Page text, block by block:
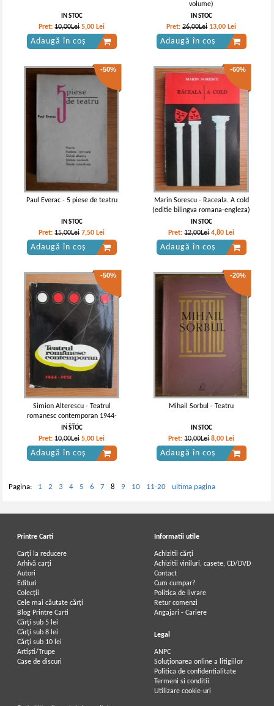
IN STOC
Pret:10,00Lei 5,00 Lei
Adaugă în coș
volume)
IN STOC
Pret:26,00Lei 13,00 Lei
Adaugă în coș
-50%
Paul Everac - 5 piese de teatru
IN STOC
Pret:15,00Lei 7,50 Lei
Adaugă în coș
-60%
Marin Sorescu - Raceala. A cold
(editie bilingva romana-engleza)
IN STOC
Pret:12,00Lei 4,80 Lei
Adaugă în coș
-50%
Simion Alterescu - Teatrul
romanesc contemporan 1944-
1974
IN STOC
Pret:10,00Lei 5,00 Lei
Adaugă în coș
-20%
Mihail Sorbul - Teatru
IN STOC
Pret:10,00Lei 8,00 Lei
Adaugă în coș
Pagina: 1 2 3 4 5 6 7 8 9 10 11-20 ultima pagina
Printre Carti
Carți la reducere
Arhivă carți
Autori
Edituri
Colecții
Cele mai căutate cărți
Blog Printre Carti
Cărţi sub 5 lei
Cărţi sub 8 lei
Cărţi sub 10 lei
Artiști/Trupe
Case de discuri
Informatii utile
Achizitii cărți
Achizitii viniluri, casete, CD/DVD
Contact
Cum cumpar?
Politica de livrare
Retur comenzi
Angajari - Cariere
Legal
ANPC
Soluționarea online a litigiilor
Politica de confidentialitate
Termeni si conditii
Utilizare cookie-uri